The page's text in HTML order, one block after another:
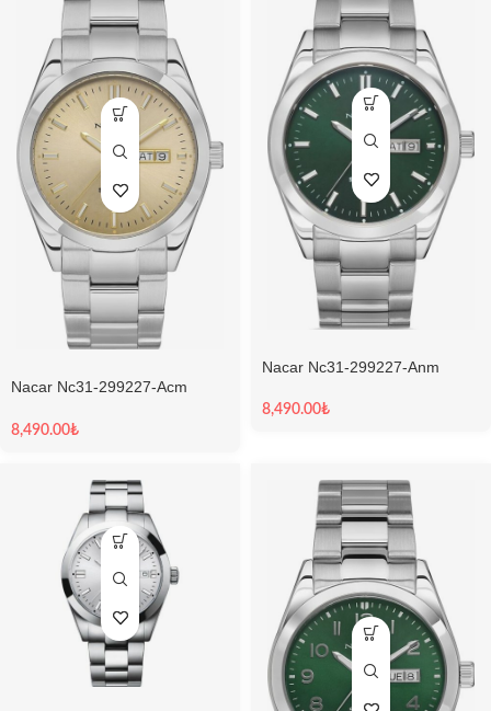
Nacar Nc31-299227-Acm
8,490.00₺
Nacar Nc31-299227-Anm
8,490.00₺